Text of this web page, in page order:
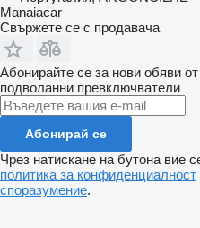
Manaiacar
Свържете се с продавача
Абонирайте се за нови обяви
подволанни превключватели
Абонирай се
Чрез натискане на бутона вие
политика за конфиденциалност
споразумение.